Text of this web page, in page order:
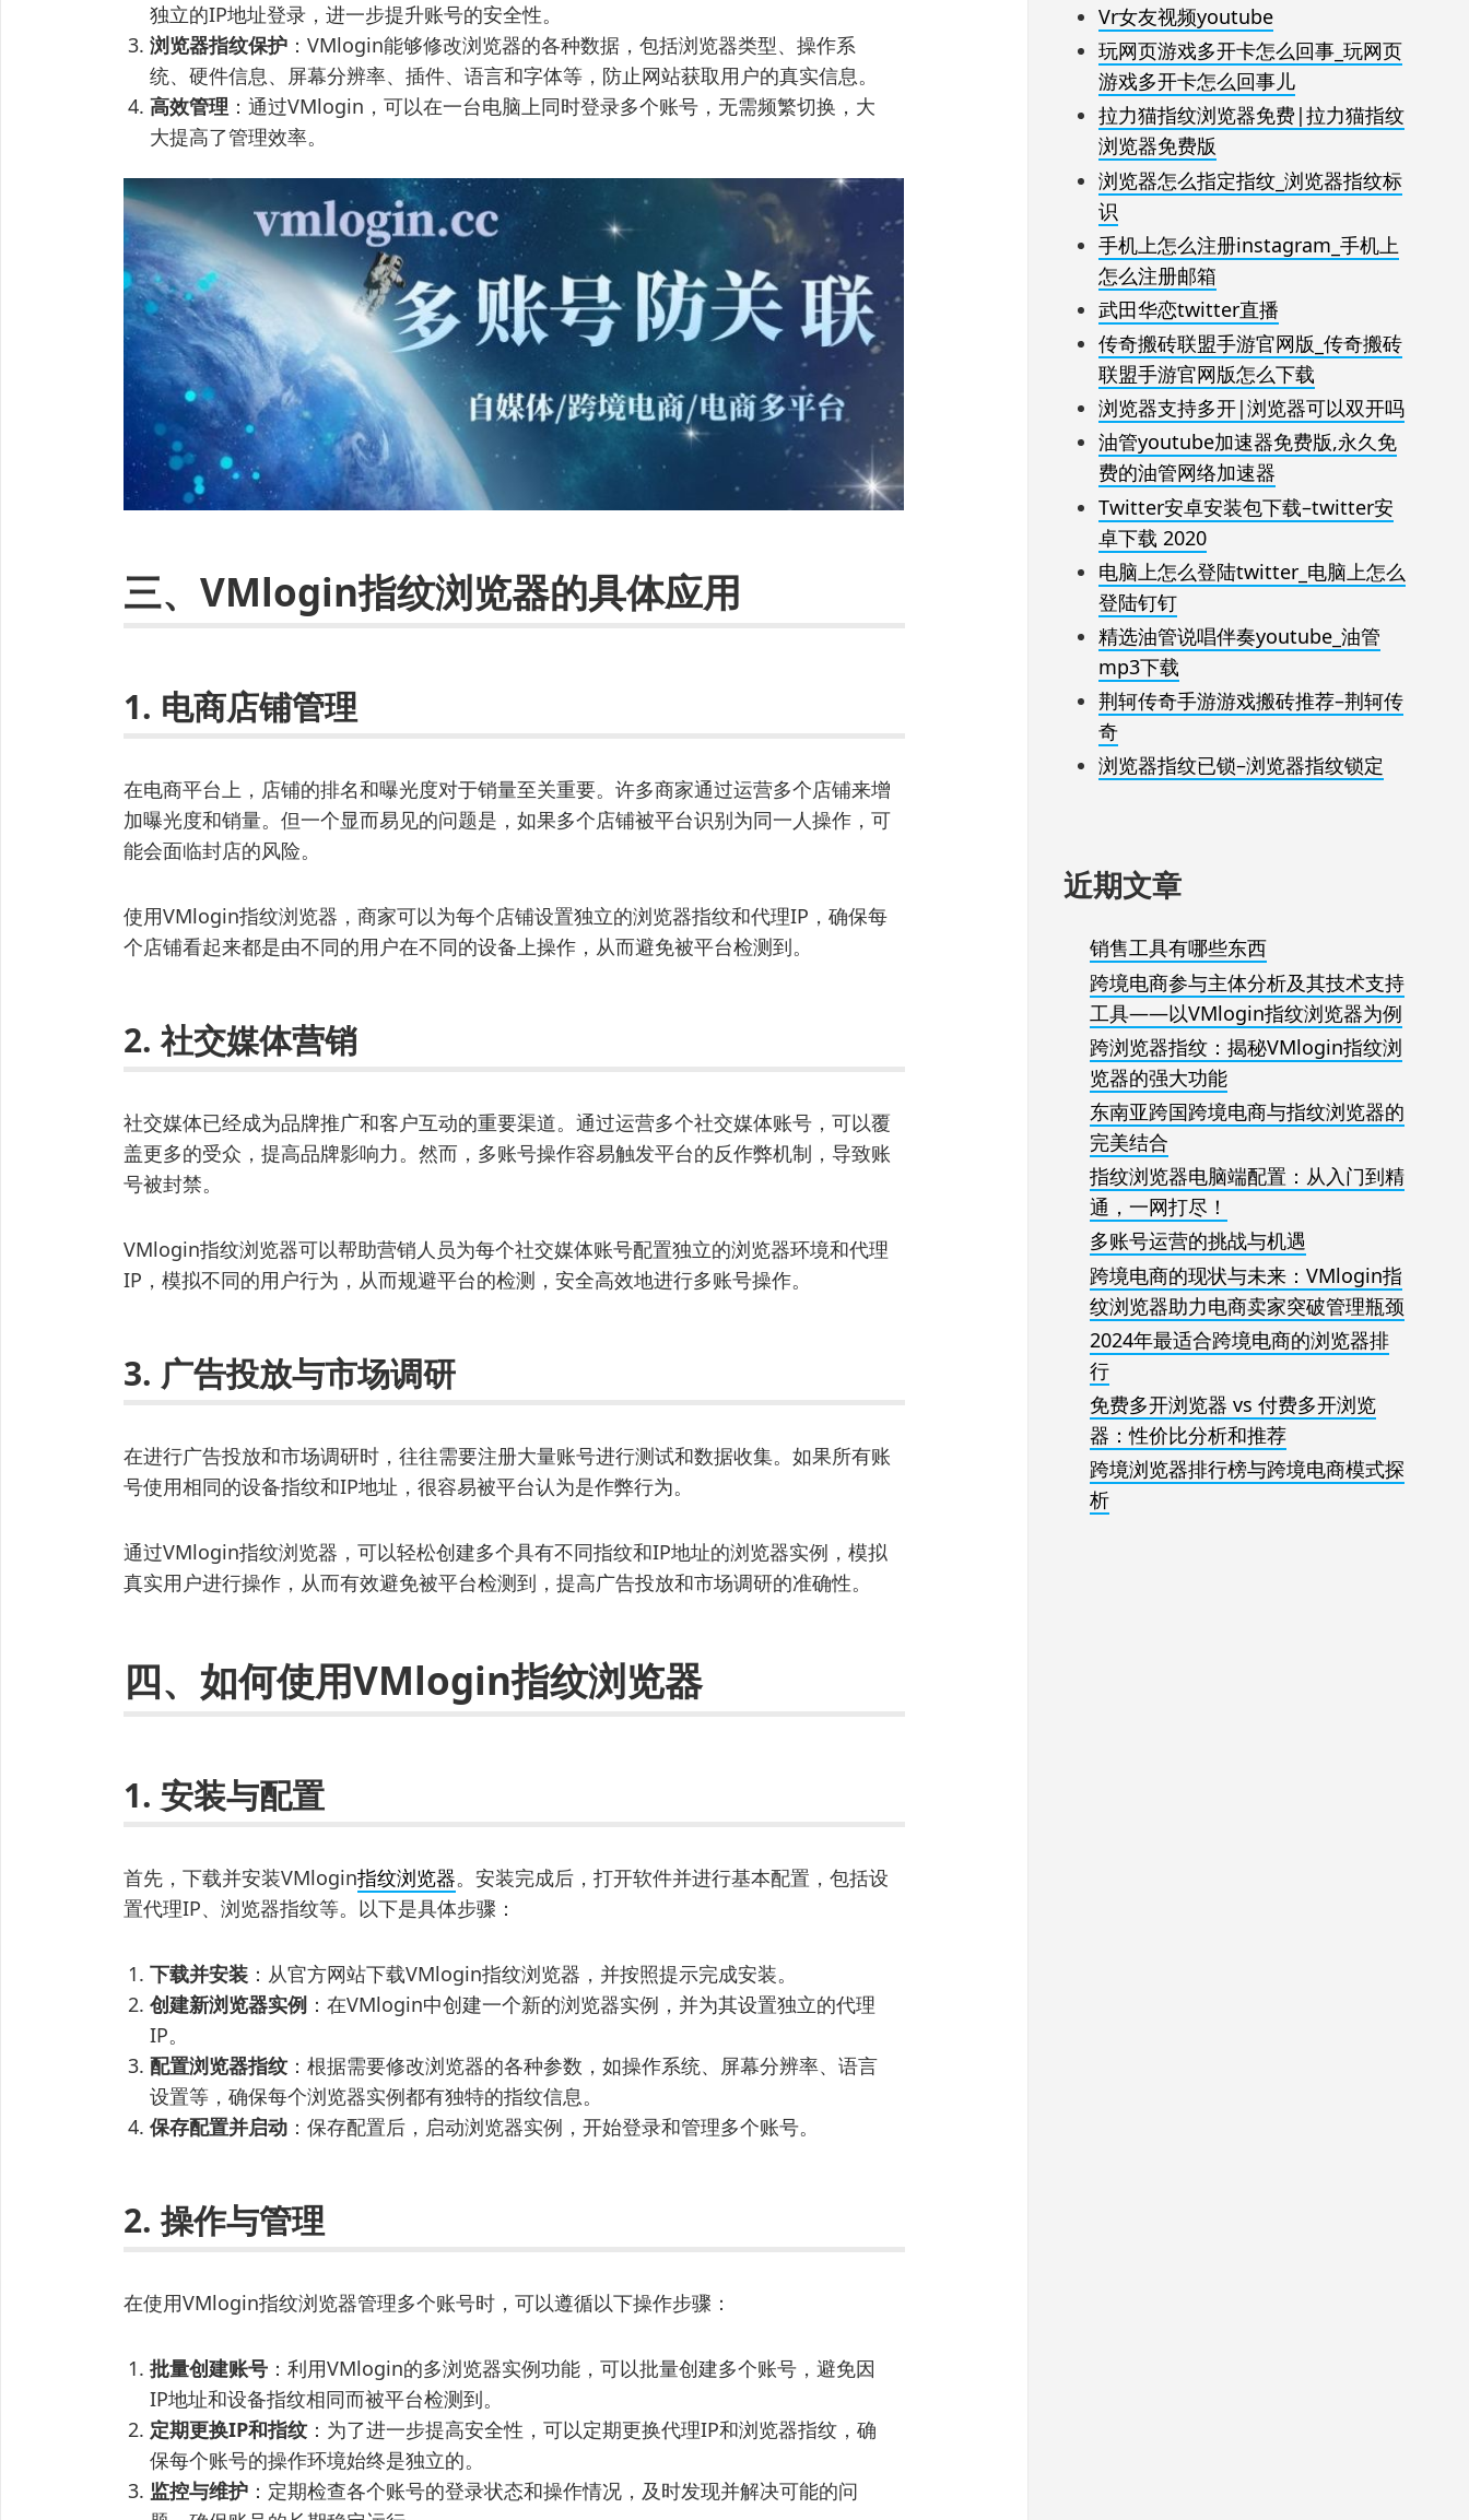
独立的IP地址登录，进一步提升账号的安全性。
浏览器指纹保护 ：VMlogin能够修改浏览器的各种数据，包括浏览器类型、操作系
统、硬件信息、屏幕分辨率、插件、语言和字体等，防止网站获取用户的真实信息。
高效管理 ：通过VMlogin，可以在一台电脑上同时登录多个账号，无需频繁切换，大
大提高了管理效率。
三、VMlogin指纹浏览器的具体应用
1. 电商店铺管理
在电商平台上，店铺的排名和曝光度对于销量至关重要。许多商家通过运营多个店铺来增
加曝光度和销量。但一个显而易见的问题是，如果多个店铺被平台识别为同一人操作，可
能会面临封店的风险。
使用VMlogin指纹浏览器，商家可以为每个店铺设置独立的浏览器指纹和代理IP，确保每
个店铺看起来都是由不同的用户在不同的设备上操作，从而避免被平台检测到。
2. 社交媒体营销
社交媒体已经成为品牌推广和客户互动的重要渠道。通过运营多个社交媒体账号，可以覆
盖更多的受众，提高品牌影响力。然而，多账号操作容易触发平台的反作弊机制，导致账
号被封禁。
VMlogin指纹浏览器可以帮助营销人员为每个社交媒体账号配置独立的浏览器环境和代理
IP，模拟不同的用户行为，从而规避平台的检测，安全高效地进行多账号操作。
3. 广告投放与市场调研
在进行广告投放和市场调研时，往往需要注册大量账号进行测试和数据收集。如果所有账
号使用相同的设备指纹和IP地址，很容易被平台认为是作弊行为。
通过VMlogin指纹浏览器，可以轻松创建多个具有不同指纹和IP地址的浏览器实例，模拟
真实用户进行操作，从而有效避免被平台检测到，提高广告投放和市场调研的准确性。
四、如何使用VMlogin指纹浏览器
1. 安装与配置
首先，下载并安装VMlogin指纹浏览器。安装完成后，打开软件并进行基本配置，包括设
置代理IP、浏览器指纹等。以下是具体步骤：
下载并安装 ：从官方网站下载VMlogin指纹浏览器，并按照提示完成安装。
创建新浏览器实例 ：在VMlogin中创建一个新的浏览器实例，并为其设置独立的代理
IP。
配置浏览器指纹：根据需要修改浏览器的各种参数，如操作系统、屏幕分辨率、语言
设置等，确保每个浏览器实例都有独特的指纹信息。
保存配置并启动 ：保存配置后，启动浏览器实例，开始登录和管理多个账号。
2. 操作与管理
在使用VMlogin指纹浏览器管理多个账号时，可以遵循以下操作步骤：
批量创建账号 ：利用VMlogin的多浏览器实例功能，可以批量创建多个账号，避免因
IP地址和设备指纹相同而被平台检测到。
定期更换IP和指纹：为了进一步提高安全性，可以定期更换代理IP和浏览器指纹，确
保每个账号的操作环境始终是独立的。
监控与维护 ：定期检查各个账号的登录状态和操作情况，及时发现并解决可能的问
Vr女友视频youtube
玩网页游戏多开卡怎么回事_玩网页
游戏多开卡怎么回事儿
拉力猫指纹浏览器免费|拉力猫指纹
浏览器免费版
浏览器怎么指定指纹_浏览器指纹标
识
手机上怎么注册instagram_手机上
怎么注册邮箱
武田华恋twitter直播
传奇搬砖联盟手游官网版_传奇搬砖
联盟手游官网版怎么下载
浏览器支持多开|浏览器可以双开吗
油管youtube加速器免费版,永久免
费的油管网络加速器
Twitter安卓安装包下载–twitter安
卓下载 2020
电脑上怎么登陆twitter_电脑上怎么
登陆钉钉
精选油管说唱伴奏youtube_油管
mp3下载
荆轲传奇手游游戏搬砖推荐–荆轲传
奇
浏览器指纹已锁–浏览器指纹锁定
近期文章
销售工具有哪些东西
跨境电商参与主体分析及其技术支持
工具——以VMlogin指纹浏览器为例
跨浏览器指纹：揭秘VMlogin指纹浏
览器的强大功能
东南亚跨国跨境电商与指纹浏览器的
完美结合
指纹浏览器电脑端配置：从入门到精
通，一网打尽！
多账号运营的挑战与机遇
跨境电商的现状与未来：VMlogin指
纹浏览器助力电商卖家突破管理瓶颈
2024年最适合跨境电商的浏览器排
行
免费多开浏览器 vs 付费多开浏览
器：性价比分析和推荐
跨境浏览器排行榜与跨境电商模式探
析